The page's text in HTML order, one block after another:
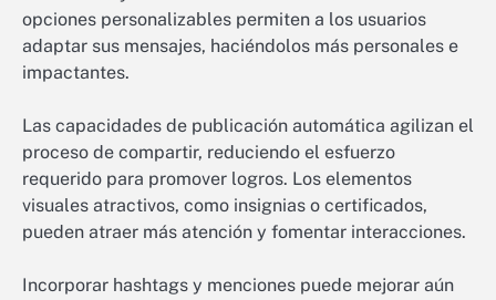
opciones personalizables permiten a los usuarios
adaptar sus mensajes, haciéndolos más personales e
impactantes.
Las capacidades de publicación automática agilizan el
proceso de compartir, reduciendo el esfuerzo
requerido para promover logros. Los elementos
visuales atractivos, como insignias o certificados,
pueden atraer más atención y fomentar interacciones.
Incorporar hashtags y menciones puede mejorar aún